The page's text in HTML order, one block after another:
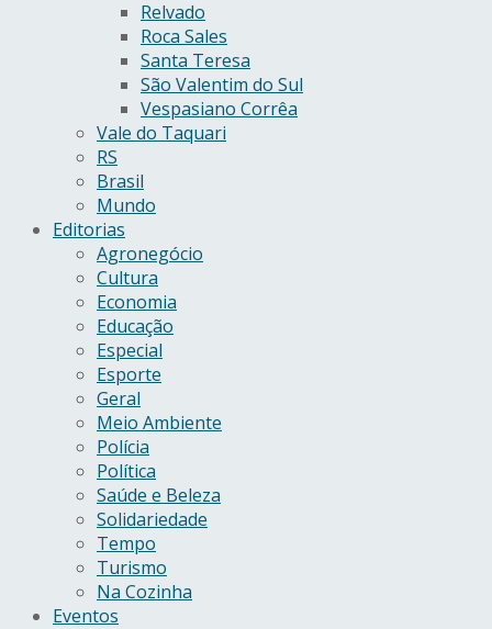
Relvado
Roca Sales
Santa Teresa
São Valentim do Sul
Vespasiano Corrêa
Vale do Taquari
RS
Brasil
Mundo
Editorias
Agronegócio
Cultura
Economia
Educação
Especial
Esporte
Geral
Meio Ambiente
Polícia
Política
Saúde e Beleza
Solidariedade
Tempo
Turismo
Na Cozinha
Eventos